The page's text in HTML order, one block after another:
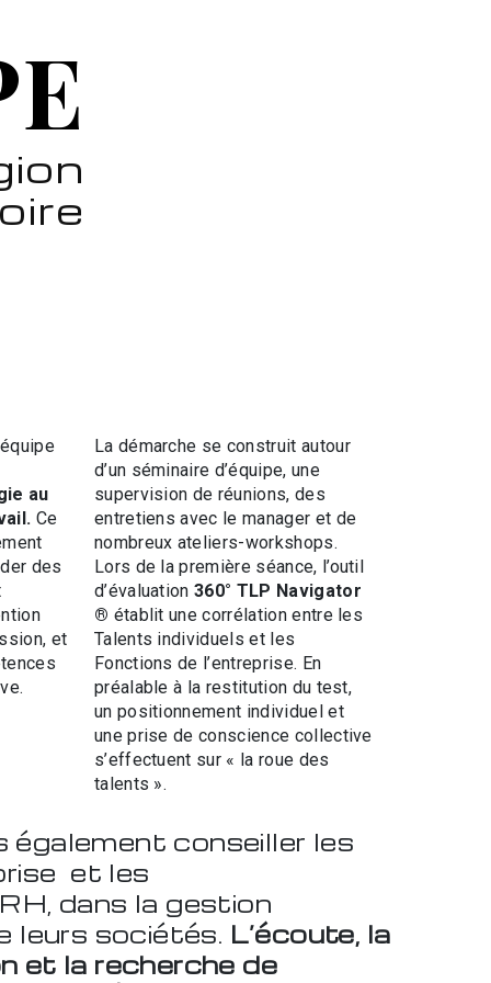
au
Ce
des
et
La démarche se construit autour
d’un séminaire d’équipe, une
supervision de réunions, des
entretiens avec le manager et de
nombreux ateliers-workshops.
Lors de la première séance, l’outil
d’évaluation360° TLP Navigator
® établit une corrélation entre les
Talents individuels et les
Fonctions de l’entreprise. En
préalable à la restitution du test,
un positionnement individuel et
une prise de conscience collective
s’effectuent sur « la roue des
talents ».
également conseiller les
et les
dans la gestion
leurs sociétés. L’écoute, la
et la recherche de